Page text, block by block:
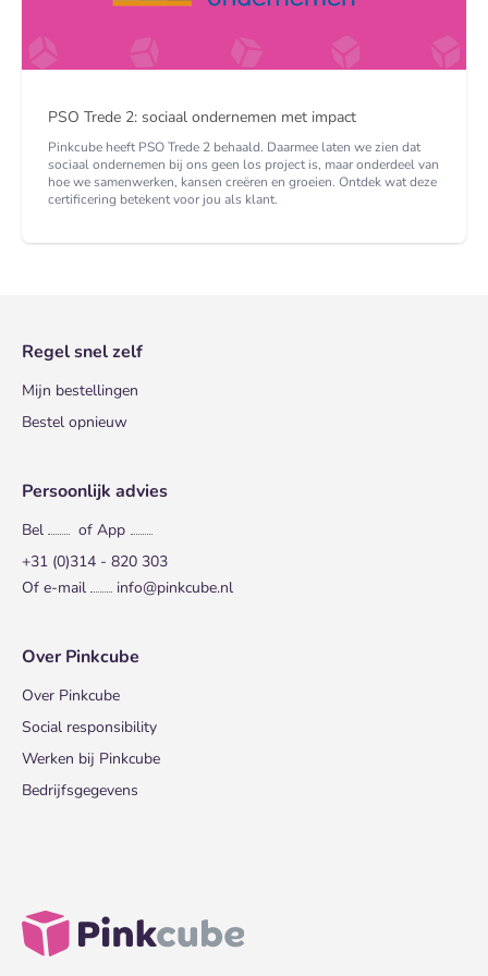
PSO Trede 2: sociaal ondernemen met impact
Pinkcube heeft PSO Trede 2 behaald. Daarmee laten we zien dat
sociaal ondernemen bij ons geen los project is, maar onderdeel van
hoe we samenwerken, kansen creëren en groeien. Ontdek wat deze
certificering betekent voor jou als klant.
Regel snel zelf
Mijn bestellingen
Bestel opnieuw
Persoonlijk advies
Bel
of App
+31 (0)314 - 820 303
Of e-mail
info@pinkcube.nl
Over Pinkcube
Over Pinkcube
Social responsibility
Werken bij Pinkcube
Bedrijfsgegevens